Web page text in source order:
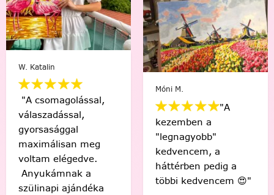
W. Katalin
"A csomagolással,
válaszadással,
gyorsasággal
maximálisan meg
voltam elégedve.
Anyukámnak a
szülinapi ajándéka
Móni M.
"A
kezemben a
"legnagyobb"
kedvencem, a
háttérben pedig a
többi kedvencem 😍"